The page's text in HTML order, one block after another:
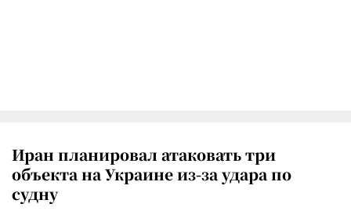
Иран планировал атаковать три
объекта на Украине из-за удара по
судну